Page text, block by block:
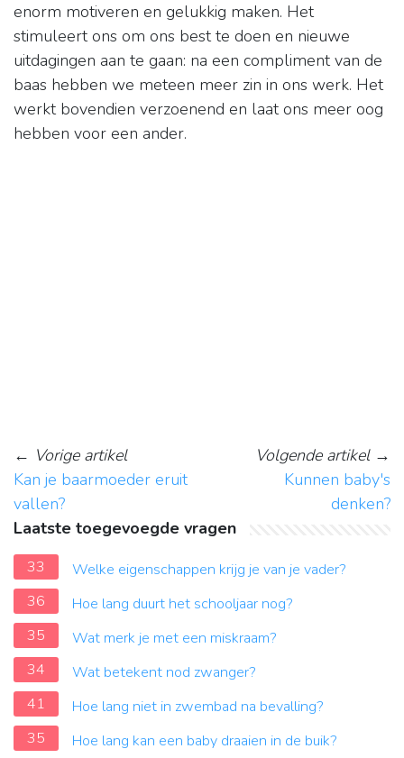
enorm motiveren en gelukkig maken. Het
stimuleert ons om ons best te doen en nieuwe
uitdagingen aan te gaan: na een compliment van de
baas hebben we meteen meer zin in ons werk. Het
werkt bovendien verzoenend en laat ons meer oog
hebben voor een ander.
← Vorige artikel
Kan je baarmoeder eruit
vallen?
Volgende artikel→
Kunnen baby's
denken?
Laatste toegevoegde vragen
33
Welke eigenschappen krijg je van je vader?
36
Hoe lang duurt het schooljaar nog?
35
Wat merk je met een miskraam?
34
Wat betekent nod zwanger?
41
Hoe lang niet in zwembad na bevalling?
35
Hoe lang kan een baby draaien in de buik?